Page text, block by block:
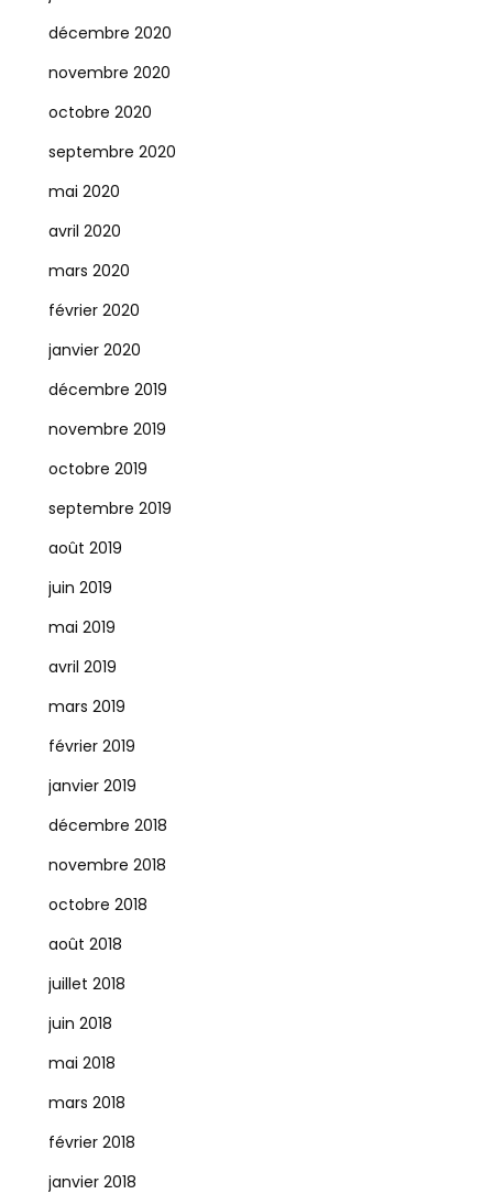
décembre 2020
novembre 2020
octobre 2020
septembre 2020
mai 2020
avril 2020
mars 2020
février 2020
janvier 2020
décembre 2019
novembre 2019
octobre 2019
septembre 2019
août 2019
juin 2019
mai 2019
avril 2019
mars 2019
février 2019
janvier 2019
décembre 2018
novembre 2018
octobre 2018
août 2018
juillet 2018
juin 2018
mai 2018
mars 2018
février 2018
janvier 2018